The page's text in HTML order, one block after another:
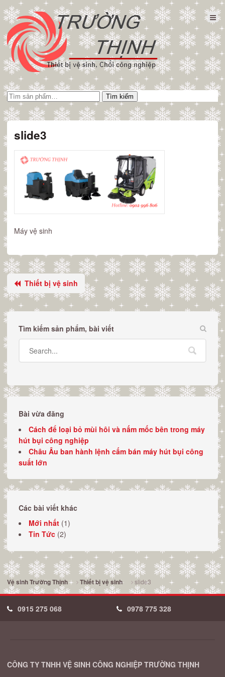
Tìm
kiếm:
Tìm kiếm
slide3
Máy vệ sinh
Thiết bị vệ sinh
Tìm kiếm sản phẩm, bài viết
Bài vừa đăng
Cách để loại bỏ mùi hôi và nấm mốc bên trong máy
hút bụi công nghiệp
Châu Âu ban hành lệnh cấm bán máy hút bụi công
suất lớn
Các bài viết khác
Mới nhất(1)
Tin Tức(2)
Vệ sinh Trường Thịnh Thiết bị vệ sinh slide3
0915 275 068 0978 775 328
CÔNG TY TNHH VỆ SINH CÔNG NGHIỆP TRƯỜNG THỊNH